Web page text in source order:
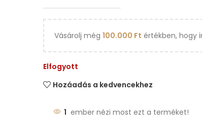
Vásárolj még 100.000 Ft értékben, hogy
Elfogyott
Hozáadás a kedvencekhez
1 ember nézi most ezt a terméket!